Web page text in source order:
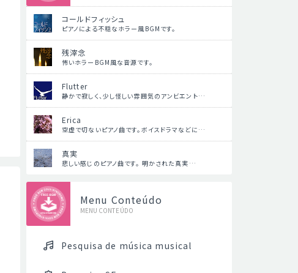
コールドフィッシュ
ピアノによる不穏なホラー風BGMです。
残滓念
怖いホラーBGM風な音源です。
Flutter
静かで寂しく、少し怪しい雰囲気のアンビエント…
Erica
空虚で切ないピアノ曲です。ボイスドラマなどに…
真実
悲しい感じのピアノ曲です。 明かされた真実…
Menu Conteúdo
MENU CONTEÚDO
Pesquisa de música musical